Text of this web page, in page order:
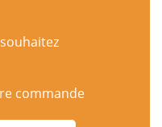
commande